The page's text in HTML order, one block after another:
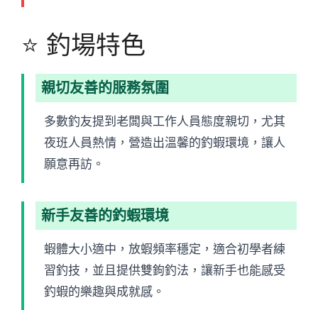
⭐ 釣場特色
親切友善的服務氛圍
多數釣友提到老闆與工作人員態度親切，尤其
夜班人員熱情，營造出溫馨的釣蝦環境，讓人
願意再訪。
新手友善的釣蝦環境
蝦體大小適中，放蝦頻率穩定，適合初學者練
習釣技，並且提供雙鉤釣法，讓新手也能感受
釣蝦的樂趣與成就感。